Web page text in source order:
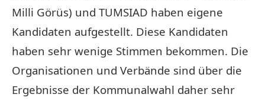
Milli Görüs) und TUMSIAD haben eigene
Kandidaten aufgestellt. Diese Kandidaten
haben sehr wenige Stimmen bekommen. Die
Organisationen und Verbände sind über die
Ergebnisse der Kommunalwahl daher sehr